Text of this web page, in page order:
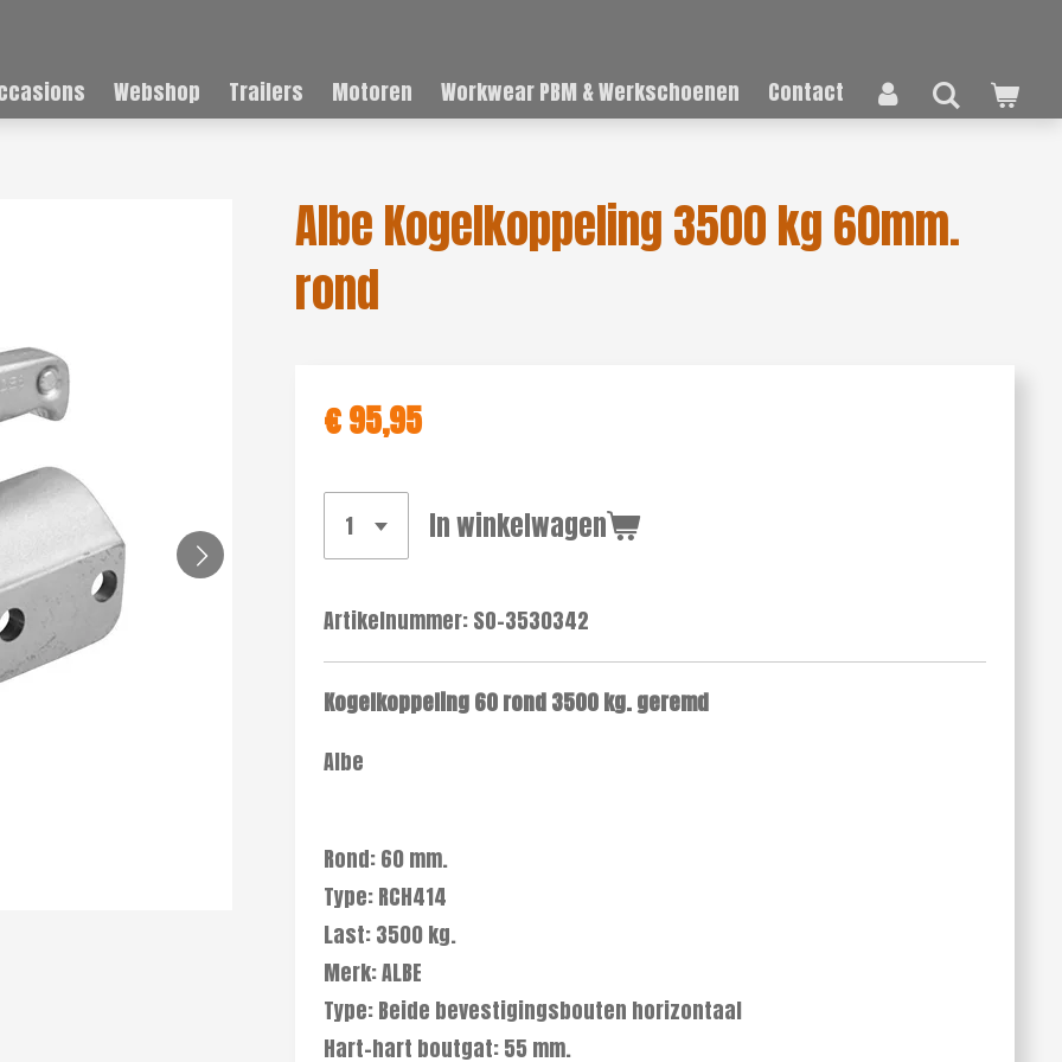
Webshop Trailers Motoren Workwear PBM & Werkschoenen Contact
Albe Kogelkoppeling 3500 kg 60mm.
rond
€ 95,95
In winkelwagen
Artikelnummer:SO-3530342
Kogelkoppeling 60 rond 3500 kg. geremd
Albe
Rond: 60 mm.
Type: RCH414
Last: 3500 kg.
Merk: ALBE
Type: Beide bevestigingsbouten horizontaal
Hart-hart boutgat: 55 mm.